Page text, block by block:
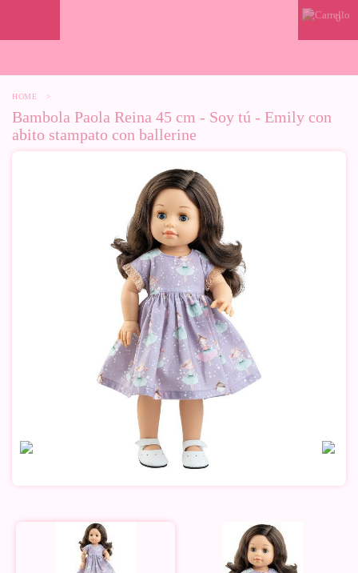
0
HOME >
Bambola Paola Reina 45 cm - Soy tú - Emily con
abito stampato con ballerine